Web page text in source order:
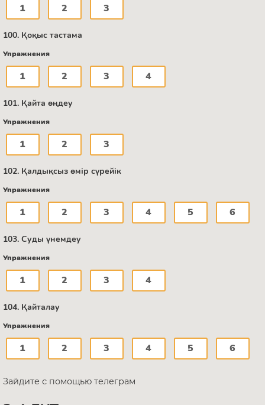
1 2 3
100. Қоқыс тастама
Упражнения
1 2 3 4
101. Қайта өңдеу
Упражнения
1 2 3
102. Қалдықсыз өмір сүрейік
Упражнения
1 2 3 4 5 6
103. Суды үнемдеу
Упражнения
1 2 3 4
104. Қайталау
Упражнения
1 2 3 4 5 6
Зайдите с помощью телеграм